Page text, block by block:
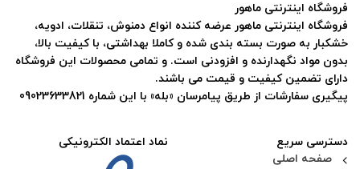
نماد اعتماد الکترونیکی
دسترسی سریع
صفحه اصلی
فروشگاه اینترنتی ماهور
فروشگاه اینترنتی ماهور عرضه کننده انواع دمنوش، تنقلات، ادویه،
خشکبار به صورت بسته بندی شده و کاملا بهداشتی، با کیفیت بالا،
بدون مواد نگهدارنده و افزودنی است. و تمامی محصولات این فروشگاه
دارای تضمین کیفیت و قیمت می باشند.
پیگیری سفارشات از طریق پیامرسان «بله» با این شماره 09023633821